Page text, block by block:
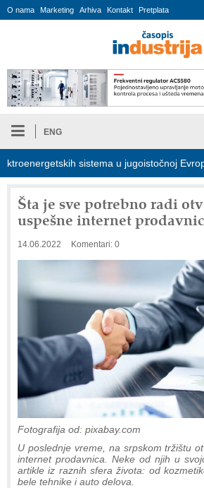
O nama Marketing Arhiva Kontakt Pretplata
ENG
sistema u jugoistočnoj Evropi
Šta je sve potrebno radi
uspešne internet
14.06.2022 Komentari: 0
Fotografija od: pixabay.com
U poslednje vreme, na srpskom tržištu
internet prodavnica. Neke od njih u
artikle iz raznih sfera života: od
bele tehnike i auto delova.